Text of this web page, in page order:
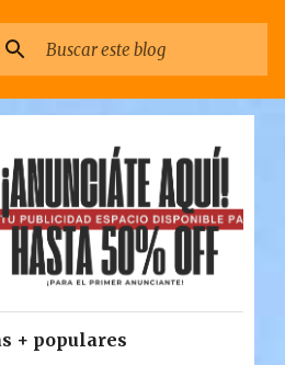
+ populares